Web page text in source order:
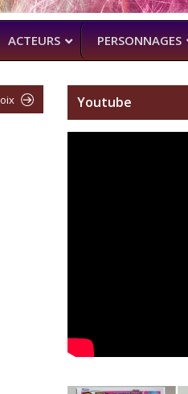
ACTEURS
PROCHAINEMENT
PERSONNAGES
Youtube